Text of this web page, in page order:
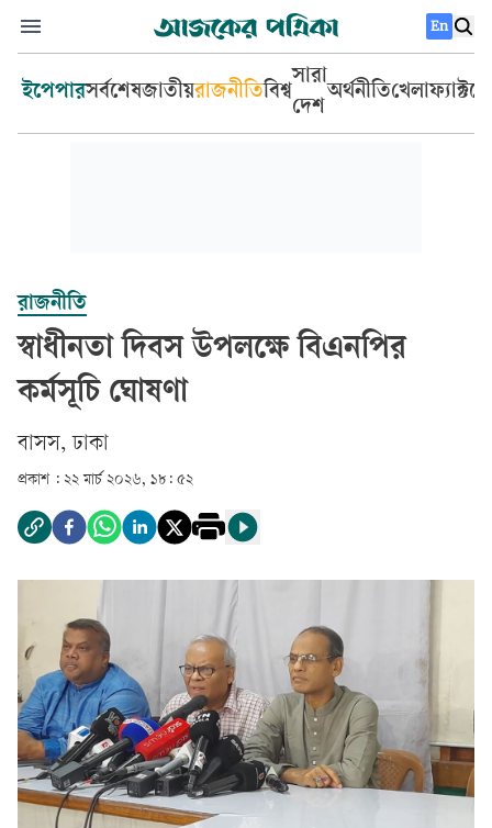
En
ইপেপারসর্বশেষজাতীয়রাজনীতিবিশ্ব
সারা
দেশ
অর্থনীতিখেলা
রাজনীতি
স্বাধীনতা দিবস উপলক্ষে বিএনপির
কর্মসূচি ঘোষণা
বাসস, ঢাকা
প্রকাশ : ২২ মার্চ ২০২৬, ১৮: ৫২